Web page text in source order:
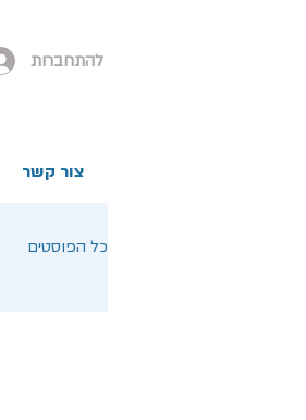
להתחברות
צור קשר
כל הפוסטים